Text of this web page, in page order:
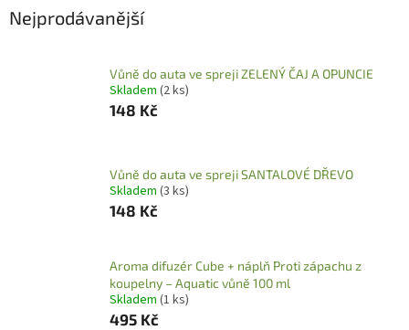
Nejprodávanější
Vůně do auta ve spreji ZELENÝ ČAJ A OPUNCIE
Skladem (2 ks)
148 Kč
Vůně do auta ve spreji SANTALOVÉ DŘEVO
Skladem (3 ks)
148 Kč
Aroma difuzér Cube + náplň Proti zápachu z
koupelny – Aquatic vůně 100 ml
Skladem (1 ks)
495 Kč